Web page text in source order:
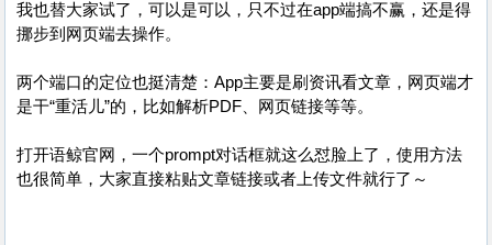
我也替大家试了，可以是可以，只不过在app端搞不赢，还是得
挪步到网页端去操作。
两个端口的定位也挺清楚：App主要是刷资讯看文章，网页端才
是干“重活儿”的，比如解析PDF、网页链接等等。
打开语鲸官网，一个prompt对话框就这么怼脸上了，使用方法
也很简单，大家直接粘贴文章链接或者上传文件就行了～